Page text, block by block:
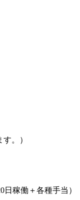
。）
日稼働＋各種手当）